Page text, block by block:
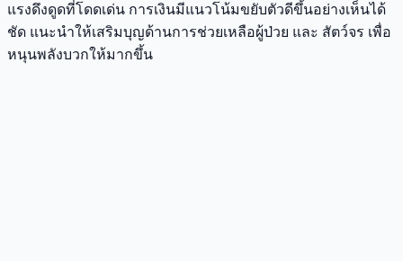
แรงดึงดูดที่โดดเด่น การเงินมีแนวโน้มขยับตัวดีขึ้นอย่างเห็นได้
ชัด แนะนำให้เสริมบุญด้านการช่วยเหลือผู้ป่วย และ สัตว์จร เพื่อ
หนุนพลังบวกให้มากขึ้น